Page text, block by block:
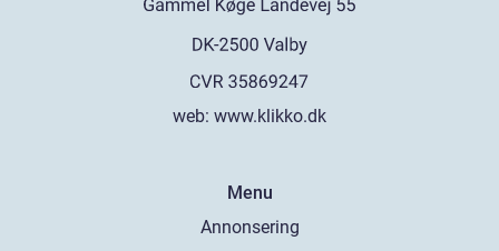
web: www.klikko.dk
Menu
Annonsering